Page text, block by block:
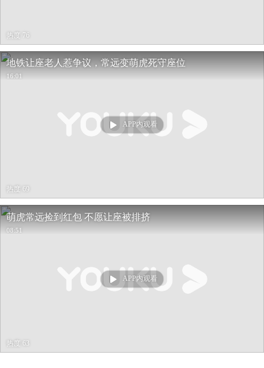
热度 76
地铁让座老人惹争议，常远变萌虎死守座位
16:01
APP内观看
热度 69
萌虎常远捡到红包 不愿让座被排挤
08:51
APP内观看
热度 63